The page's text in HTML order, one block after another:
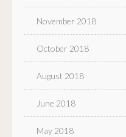
November 2018
October 2018
August 2018
June 2018
May 2018